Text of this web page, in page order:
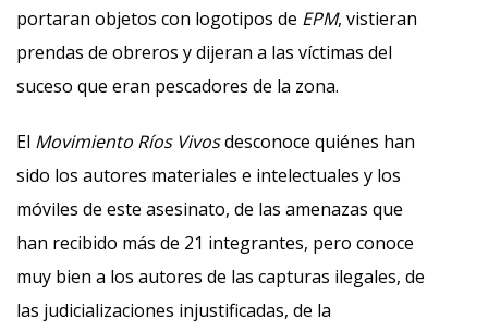
portaran objetos con logotipos de EPM, vistieran
prendas de obreros y dijeran a las víctimas del
suceso que eran pescadores de la zona.
El Movimiento Ríos Vivosdesconoce quiénes han
sido los autores materiales e intelectuales y los
móviles de este asesinato, de las amenazas que
han recibido más de 21 integrantes, pero conoce
muy bien a los autores de las capturas ilegales, de
las judicializaciones injustificadas, de la